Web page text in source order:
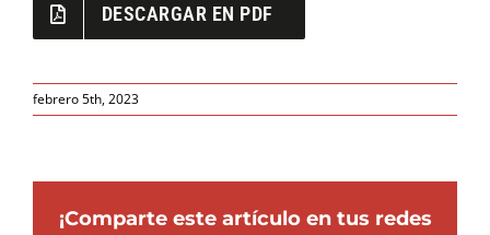
DESCARGAR EN PDF
febrero 5th, 2023
¡Comparte este artículo en tus redes